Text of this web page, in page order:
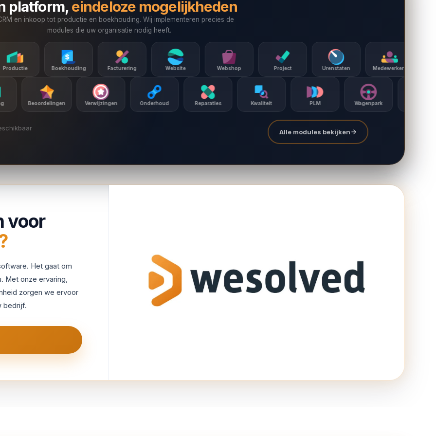
platform,eindeloze mogelijkheden
en inkoop tot productie en boekhouding. Wij implementeren precies de
modules die uw organisatie nodig heeft.
Facturering Website Webshop Project Urenstaten Medewerkers Werving
Planning Beoordelingen Verwijzingen Onderhoud Reparaties Kwaliteit PLM
Alle modules bekijken
voor
Het gaat om
Met onze ervaring,
zorgen we ervoor
bedrijf.